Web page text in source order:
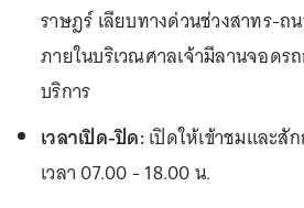
ราษฎร์ เลียบทางด่วนช่วงสาทร-ถ
ภายในบริเวณศาลเจ้ามีลานจอดร
บริการ
เวลาเปิด-ปิด:เปิดให้เข้าชมและสั
เวลา 07.00 - 18.00 น.